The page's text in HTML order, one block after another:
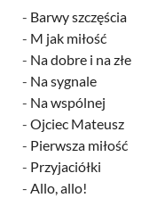
- Barwy szczęścia
- M jak miłość
- Na dobre i na złe
- Na sygnale
- Na wspólnej
- Ojciec Mateusz
- Pierwsza miłość
- Przyjaciółki
- Allo, allo!